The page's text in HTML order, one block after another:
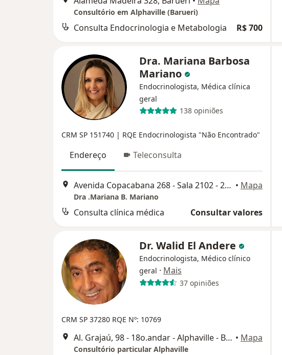
Consultório em Alphaville (Barueri)
Consulta Endocrinologia e Metabologia R$ 700
Dra. Mariana Barbosa
Mariano
Endocrinologista, Médica clínica
geral
138 opiniões
CRM SP 151740 | RQE Endocrinologista "Não Encontrado"
Endereço Teleconsulta
Avenida Copacabana 268 - Sala 2102 - 21 ° andar, Barueri • Mapa
Dra .Mariana B. Mariano
Consulta clínica médica Consultar valores
Dr. Walid El Andere
Endocrinologista, Médico clínico
geral · Mais
37 opiniões
CRM SP 37280 RQE Nº: 10769
Al. Grajaú, 98 - 18o.andar - Alphaville - Barueri, Barueri • Mapa
Consultório particular Alphaville